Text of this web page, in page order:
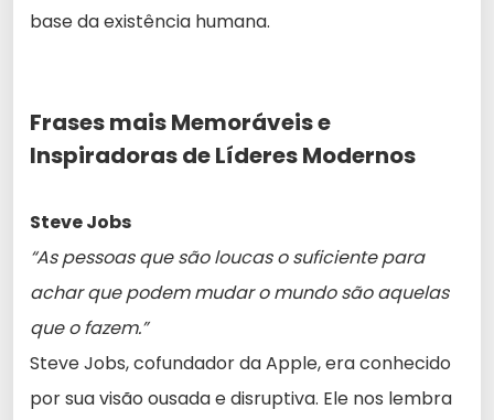
base da existência humana.
Frases mais Memoráveis e
Inspiradoras de Líderes Modernos
Steve Jobs
“As pessoas que são loucas o suficiente para
achar que podem mudar o mundo são aquelas
que o fazem.”
Steve Jobs, cofundador da Apple, era conhecido
por sua visão ousada e disruptiva. Ele nos lembra